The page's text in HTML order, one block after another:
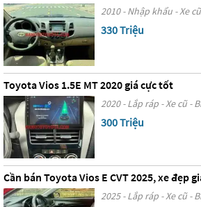
2010 - Nhập khẩu - Xe
330 Triệu
Toyota Vios 1.5E MT 2020 giá cực tốt
2020 - Lắp ráp - Xe cũ -
300 Triệu
Cần bán Toyota Vios E CVT 2025, xe đẹp
2025 - Lắp ráp - Xe cũ -